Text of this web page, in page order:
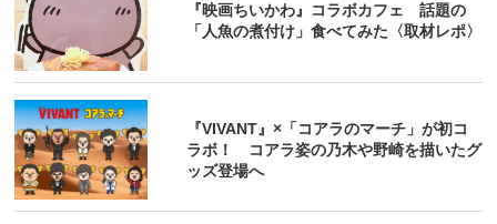
『映画ちいかわ』コラボカフェ 話題の
「人魚の煮付け」食べてみた〈取材レポ〉
『VIVANT』×「コアラのマーチ」が初コ
ラボ！ コアラ姿の乃木や野崎を描いたグ
ッズ登場へ